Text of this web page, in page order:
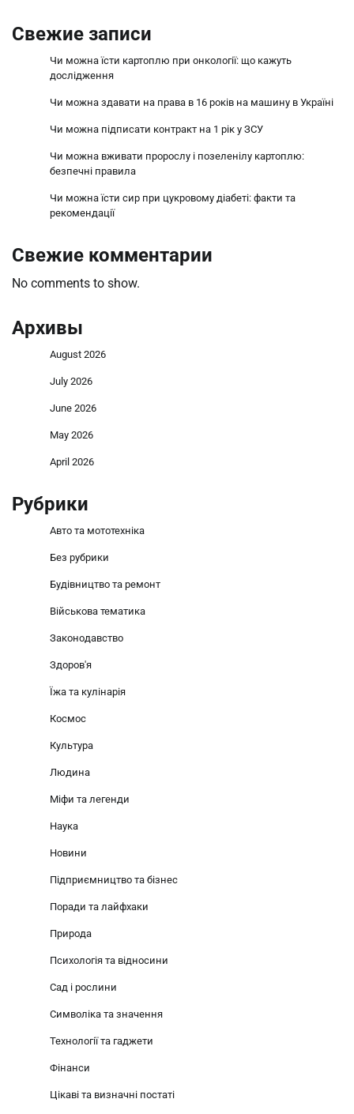
Свежие записи
Чи можна їсти картоплю при онкології: що кажуть
дослідження
Чи можна здавати на права в 16 років на машину в Україні
Чи можна підписати контракт на 1 рік у ЗСУ
Чи можна вживати пророслу і позеленілу картоплю:
безпечні правила
Чи можна їсти сир при цукровому діабеті: факти та
рекомендації
Свежие комментарии
No comments to show.
Архивы
August 2026
July 2026
June 2026
May 2026
April 2026
Рубрики
Авто та мототехніка
Без рубрики
Будівництво та ремонт
Військова тематика
Законодавство
Здоров'я
Їжа та кулінарія
Космос
Культура
Людина
Міфи та легенди
Наука
Новини
Підприємництво та бізнес
Поради та лайфхаки
Природа
Психологія та відносини
Сад і рослини
Символіка та значення
Технології та гаджети
Фінанси
Цікаві та визначні постаті